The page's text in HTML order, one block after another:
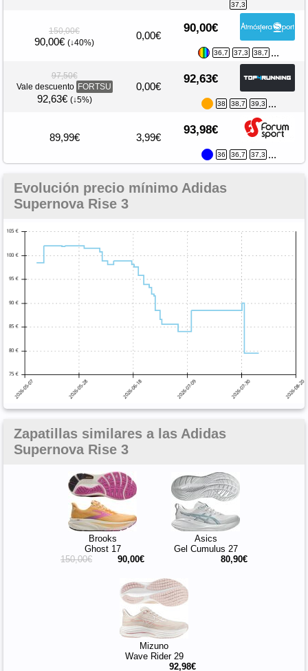
37,3
150,00€
90,00€ (↓40%)
0,00€
90,00€
36,7 37,3 38,7 ...
97,50€
Vale descuento FORTSU
92,63€ (↓5%)
0,00€
92,63€
38 38,7 39,3 ...
89,99€ 3,99€
93,98€
36 36,7 37,3 ...
Evolución precio mínimo Adidas
Supernova Rise 3
Zapatillas similares a las Adidas
Supernova Rise 3
Brooks
Ghost 17
150,00€
90,00€
Asics
Gel Cumulus 27
80,90€
Mizuno
Wave Rider 29
92,98€